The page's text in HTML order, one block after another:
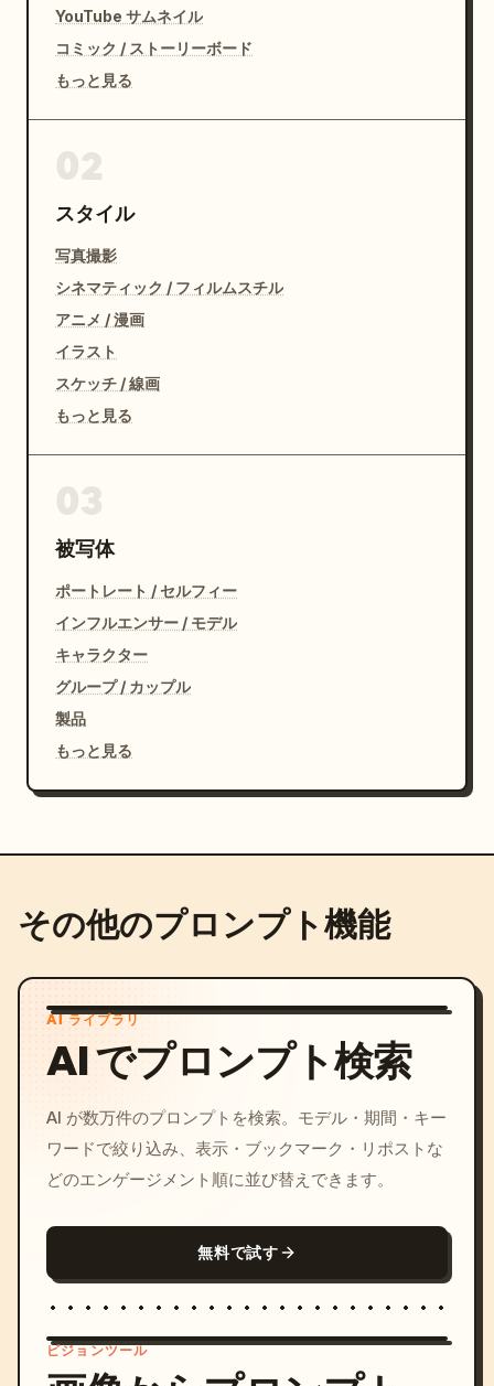
YouTube サムネイル
コミック / ストーリーボード
もっと見る
スタイル
写真撮影
シネマティック / フィルムスチル
アニメ / 漫画
イラスト
スケッチ / 線画
もっと見る
被写体
ポートレート / セルフィー
インフルエンサー / モデル
キャラクター
グループ / カップル
製品
もっと見る
その他のプロンプト機能
AI ライブラリ
AI でプロンプト検索
AI が数万件のプロンプトを検索。モデル・期間・キー
ワードで絞り込み、表示・ブックマーク・リポストな
どのエンゲージメント順に並び替えできます。
無料で試す
ビジョンツール